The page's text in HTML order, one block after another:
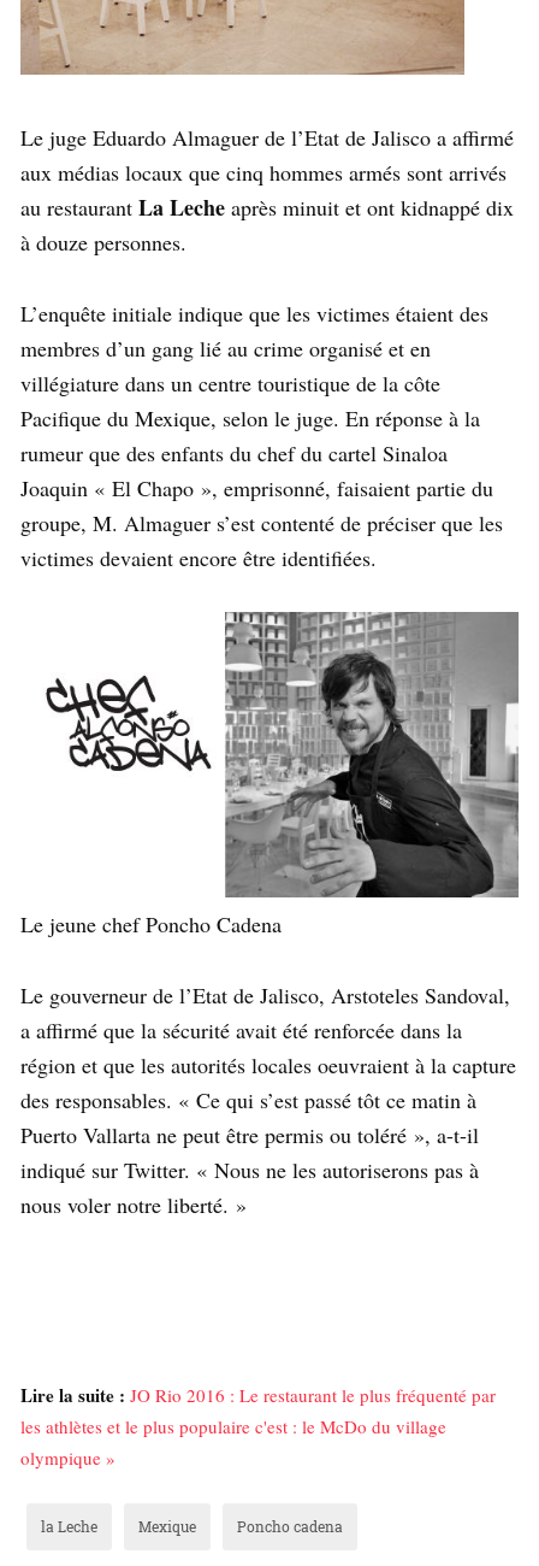
Le juge Eduardo Almaguer de l’Etat de Jalisco a affirmé
aux médias locaux que cinq hommes armés sont arrivés
au restaurant La Leche après minuit et ont kidnappé dix
à douze personnes.
L’enquête initiale indique que les victimes étaient des
membres d’un gang lié au crime organisé et en
villégiature dans un centre touristique de la côte
Pacifique du Mexique, selon le juge. En réponse à la
rumeur que des enfants du chef du cartel Sinaloa
Joaquin « El Chapo », emprisonné, faisaient partie du
groupe, M. Almaguer s’est contenté de préciser que les
victimes devaient encore être identifiées.
Le jeune chef Poncho Cadena
Le gouverneur de l’Etat de Jalisco, Arstoteles Sandoval,
a affirmé que la sécurité avait été renforcée dans la
région et que les autorités locales oeuvraient à la capture
des responsables. « Ce qui s’est passé tôt ce matin à
Puerto Vallarta ne peut être permis ou toléré », a-t-il
indiqué sur Twitter. « Nous ne les autoriserons pas à
nous voler notre liberté. »
Lire la suite : JO Rio 2016 : Le restaurant le plus fréquenté par
les athlètes et le plus populaire c'est : le McDo du village
olympique »
la Leche Mexique Poncho cadena